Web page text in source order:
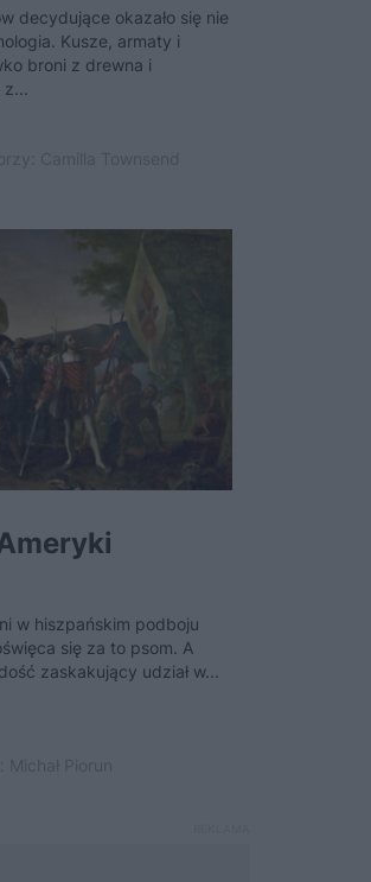
decydujące okazało się nie
Kusze, armaty i
broni z drewna i
w hiszpańskim podboju
się za to psom. A
zaskakujący udział w...